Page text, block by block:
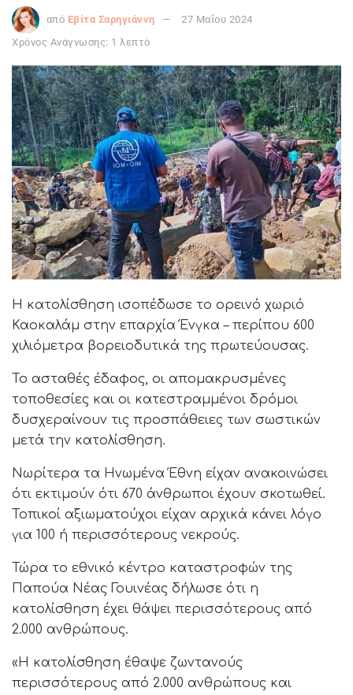
από Εβίτα Σαρηγιάννη
27 Μαΐου 2024
Χρόνος Ανάγνωσης: 1 λεπτό
Η κατολίσθηση ισοπέδωσε το ορεινό χωριό
Καοκαλάμ στην επαρχία Ένγκα – περίπου 600
χιλιόμετρα βορειοδυτικά της πρωτεύουσας.
Το ασταθές έδαφος, οι απομακρυσμένες
τοποθεσίες και οι κατεστραμμένοι δρόμοι
δυσχεραίνουν τις προσπάθειες των σωστικών
μετά την κατολίσθηση.
Νωρίτερα τα Ηνωμένα Έθνη είχαν ανακοινώσει
ότι εκτιμούν ότι 670 άνθρωποι έχουν σκοτωθεί.
Τοπικοί αξιωματούχοι είχαν αρχικά κάνει λόγο
για 100 ή περισσότερους νεκρούς.
Τώρα το εθνικό κέντρο καταστροφών της
Παπούα Νέας Γουινέας δήλωσε ότι η
κατολίσθηση έχει θάψει περισσότερους από
2.000 ανθρώπους.
«Η κατολίσθηση έθαψε ζωντανούς
περισσότερους από 2.000 ανθρώπους και